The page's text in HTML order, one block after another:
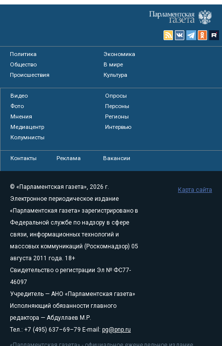
Политика
Экономика
Общество
В мире
Происшествия
Культура
Видео
Опросы
Фото
Персоны
Мнения
Регионы
Медиацентр
Интервью
Колумнисты
Контакты Реклама Вакансии
© «Парламентская газета», 2026 г.
Электронное периодическое издание
«Парламентская газета» зарегистрировано в
Федеральной службе по надзору в сфере
связи, информационных технологий и
массовых коммуникаций (Роскомнадзор) 05
августа 2011 года. 18+
Свидетельство о регистрации Эл № ФС77-
46097
Учредитель — АНО «Парламентская газета»
Исполняющий обязанности главного
редактора — Абдуллаев М.Р.
Тел.: +7 (495) 637–69–79 E-mail: pg@pnp.ru
Карта сайта